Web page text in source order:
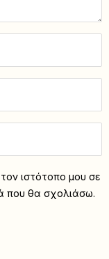
ιστότοπο μου σε
που θα σχολιάσω.